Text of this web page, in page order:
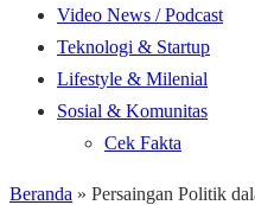
Video News / Podcast
Teknologi & Startup
Lifestyle & Milenial
Sosial & Komunitas
Cek Fakta
Beranda » Persaingan Politik